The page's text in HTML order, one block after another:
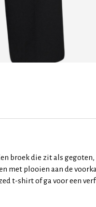
broek die zit als
plooien aan de
t-shirt of ga voor een